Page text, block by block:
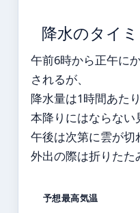
降水のタイ
午前6時から正午に
されるが、
降水量は1時間あた
本降りにはならない
午後は次第に雲が切
外出の際は折りたた
予想最高気温